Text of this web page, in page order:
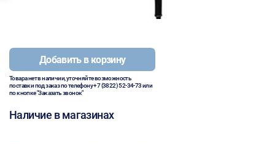
Добавить в корзину
Товара нет в наличии, уточняйте возможность
поставки под заказ по телефону+7 (3822) 52-34-73или
по кнопке "Заказать звонок"
Наличие в магазинах